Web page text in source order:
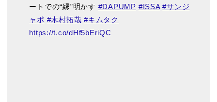
ートでの“縁”明かす #DAPUMP #ISSA #サンジ
ャポ #木村拓哉 #キムタク
https://t.co/dHf5bEriQC